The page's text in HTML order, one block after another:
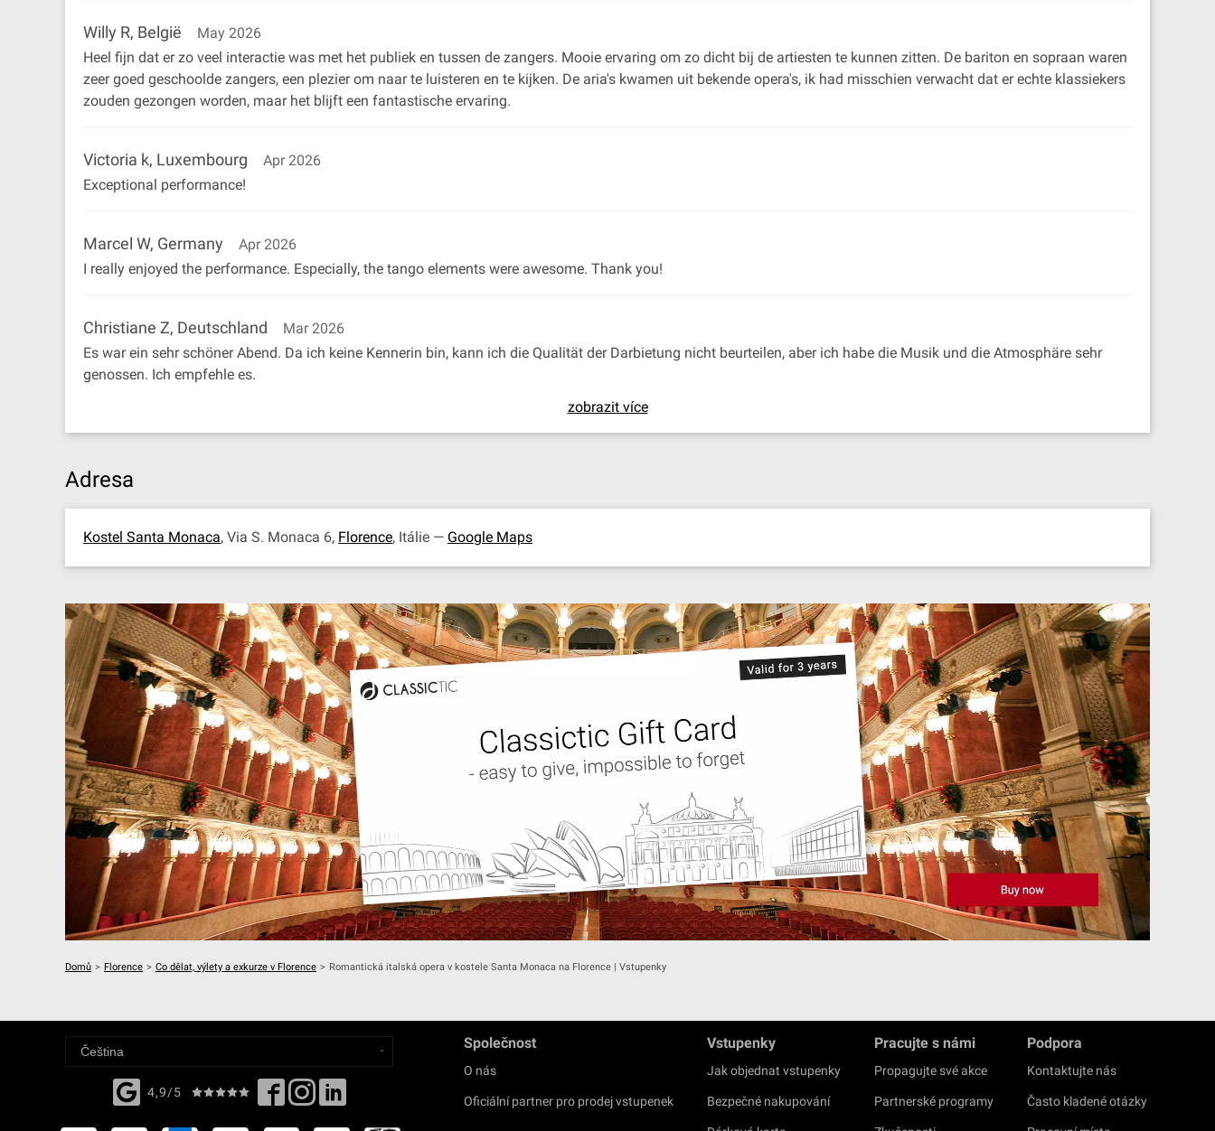
Willy R, België
May 2026
Heel fijn dat er zo veel interactie was met het publiek en tussen de zangers. Mooie ervaring om zo dicht bij de artiesten te kunnen zitten. De bariton en sopraan waren
zeer goed geschoolde zangers, een plezier om naar te luisteren en te kijken. De aria's kwamen uit bekende opera's, ik had misschien verwacht dat er echte klassiekers
zouden gezongen worden, maar het blijft een fantastische ervaring.
Victoria k, Luxembourg
Apr 2026
Exceptional performance!
Marcel W, Germany
Apr 2026
I really enjoyed the performance. Especially, the tango elements were awesome. Thank you!
Christiane Z, Deutschland
Mar 2026
Es war ein sehr schöner Abend. Da ich keine Kennerin bin, kann ich die Qualität der Darbietung nicht beurteilen, aber ich habe die Musik und die Atmosphäre sehr
genossen. Ich empfehle es.
zobrazit více
Adresa
Kostel Santa Monaca, Via S. Monaca 6, Florence, Itálie — Google Maps
Domů > Florence > Co dělat, výlety a exkurze v Florence > Romantická italská opera v kostele Santa Monaca na Florence | Vstupenky
4,9/5
Společnost
O nás
Oficiální partner pro prodej vstupenek
Vstupenky
Jak objednat vstupenky
Bezpečné nakupování
Pracujte s námi
Propagujte své akce
Partnerské programy
Podpora
Kontaktujte nás
Často kladené otázky